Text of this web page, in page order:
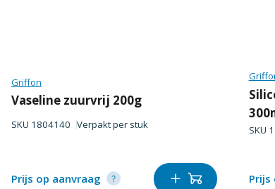
Griffon
Vaseline zuurvrij 200g
SKU 1804140 Verpakt per stuk
Prijs op aanvraag
SKU
Prijs